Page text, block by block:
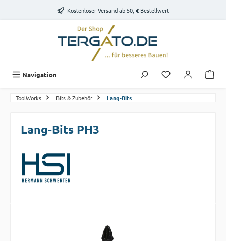
Zum Hauptinhalt springenKostenloser Versand ab 50,-€ Bestellwert
Navigation Du hast 0
ToolWorks Bits & Zubehör Lang-Bits
Lang-Bits PH3